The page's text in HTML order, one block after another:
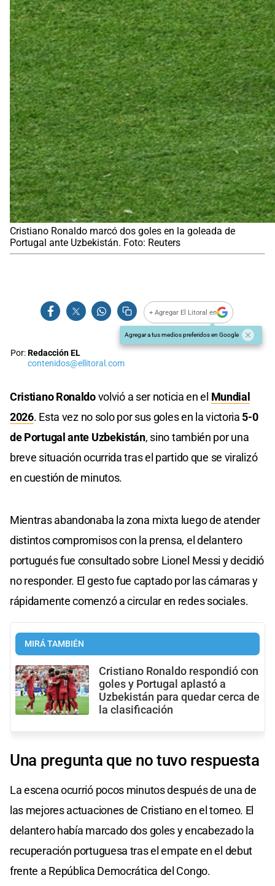
Cristiano Ronaldo marcó dos goles en la goleada de
Portugal ante Uzbekistán. Foto: Reuters
+ Agregar El Litoral en
Agregar a tus medios preferidos en Google
Por:Redacción EL
contenidos@ellitoral.com
Cristiano Ronaldovolvió a ser noticia en el Mundial
2026. Esta vez no solo por sus goles en la victoria 5-0
de Portugal ante Uzbekistán, sino también por una
breve situación ocurrida tras el partido que se viralizó
en cuestión de minutos.
Mientras abandonaba la zona mixta luego de atender
distintos compromisos con la prensa, el delantero
portugués fue consultado sobre Lionel Messi y decidió
no responder. El gesto fue captado por las cámaras y
rápidamente comenzó a circular en redes sociales.
MIRÁ TAMBIÉN
Cristiano Ronaldo respondió con
goles y Portugal aplastó a
Uzbekistán para quedar cerca de
la clasificación
Una pregunta que no tuvo respuesta
La escena ocurrió pocos minutos después de una de
las mejores actuaciones de Cristiano en el torneo. El
delantero había marcado dos goles y encabezado la
recuperación portuguesa tras el empate en el debut
frente a República Democrática del Congo.